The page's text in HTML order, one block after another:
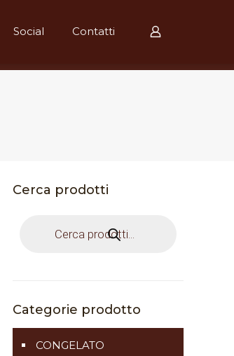
Social Contatti
Cerca prodotti
search
Categorie prodotto
CONGELATO